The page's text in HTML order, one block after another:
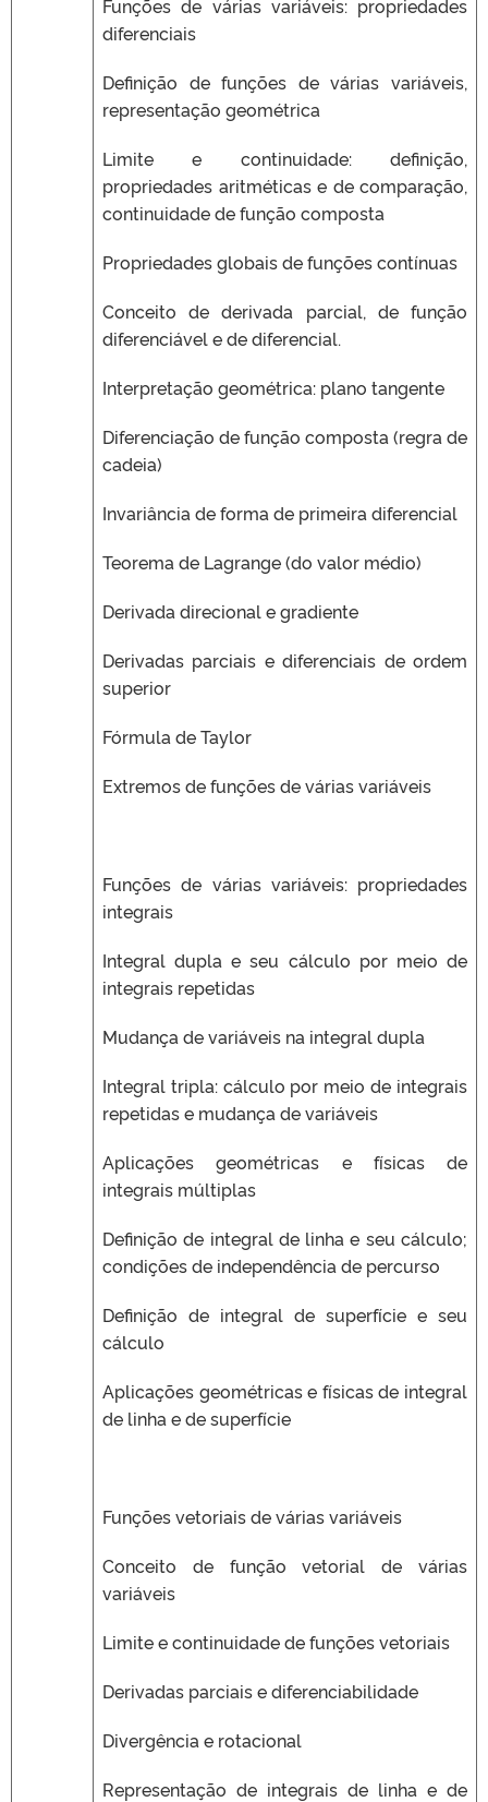
Funções de várias variáveis: propriedades
diferenciais
Definição de funções de várias variáveis,
representação geométrica
Limite e continuidade: definição,
propriedades aritméticas e de comparação,
continuidade de função composta
Propriedades globais de funções contínuas
Conceito de derivada parcial, de função
diferenciável e de diferencial.
Interpretação geométrica: plano tangente
Diferenciação de função composta (regra de
cadeia)
Invariância de forma de primeira diferencial
Teorema de Lagrange (do valor médio)
Derivada direcional e gradiente
Derivadas parciais e diferenciais de ordem
superior
Fórmula de Taylor
Extremos de funções de várias variáveis
Funções de várias variáveis: propriedades
integrais
Integral dupla e seu cálculo por meio de
integrais repetidas
Mudança de variáveis na integral dupla
Integral tripla: cálculo por meio de integrais
repetidas e mudança de variáveis
Aplicações geométricas e físicas de
integrais múltiplas
Definição de integral de linha e seu cálculo;
condições de independência de percurso
Definição de integral de superfície e seu
cálculo
Aplicações geométricas e físicas de integral
de linha e de superfície
Funções vetoriais de várias variáveis
Conceito de função vetorial de várias
variáveis
Limite e continuidade de funções vetoriais
Derivadas parciais e diferenciabilidade
Divergência e rotacional
Representação de integrais de linha e de